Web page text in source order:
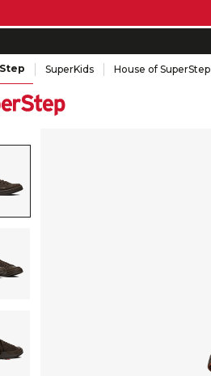
SuperKids House of SuperStep